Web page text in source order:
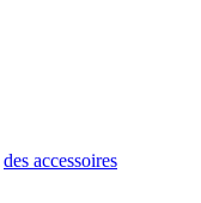
des accessoires